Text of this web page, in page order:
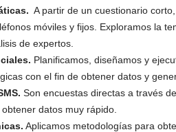
A partir de un cuestionario
móviles y fijos. Exploramos la
de expertos.
Planificamos, diseñamos y
con el fin de obtener datos y
Son encuestas directas a través
datos muy rápido.
Aplicamos metodologías para